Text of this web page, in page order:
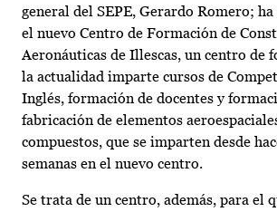
general del SEPE, Gerardo Romero;
el nuevo Centro de Formación de
Aeronáuticas de Illescas, un centro de
la actualidad imparte cursos de
Inglés, formación de docentes y
fabricación de elementos
compuestos, que se imparten desde
semanas en el nuevo centro.
Se trata de un centro, además, para el